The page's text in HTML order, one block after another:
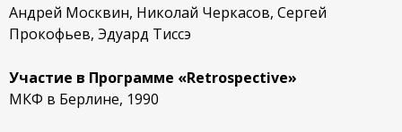
Андрей Москвин, Николай Черкасов, Сергей
Прокофьев, Эдуард Тиссэ
Участие в Программе «Retrospective»
МКФ в Берлине, 1990